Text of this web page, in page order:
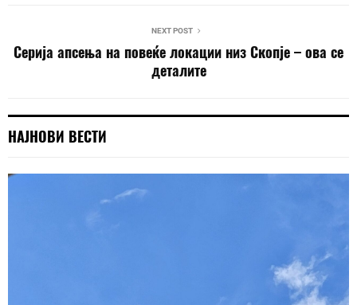
NEXT POST
Серија апсења на повеќе локации низ Скопје – ова се
деталите
НАЈНОВИ ВЕСТИ